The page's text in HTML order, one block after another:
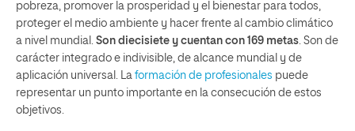
pobreza, promover la prosperidad y el bienestar para todos,
proteger el medio ambiente y hacer frente al cambio climático
a nivel mundial. Son diecisiete y cuentan con 169 metas. Son de
carácter integrado e indivisible, de alcance mundial y de
aplicación universal. La formación de profesionales puede
representar un punto importante en la consecución de estos
objetivos.